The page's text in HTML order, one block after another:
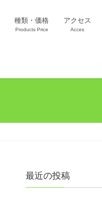
種類・価格
Products Price
アクセス
Acces
最近の投稿